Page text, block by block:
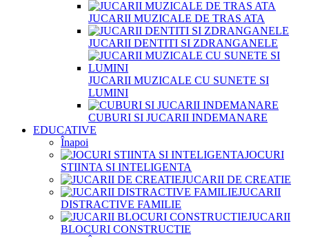
JUCARII MUZICALE DE TRAS ATA
JUCARII DENTITI SI ZDRANGANELE
JUCARII MUZICALE CU SUNETE SI
LUMINI
CUBURI SI JUCARII INDEMANARE
EDUCATIVE
Înapoi
JOCURI
STIINTA SI INTELIGENTA
JUCARII DE CREATIE
JUCARII
DISTRACTIVE FAMILIE
JUCARII
BLOCURI CONSTRUCTIE